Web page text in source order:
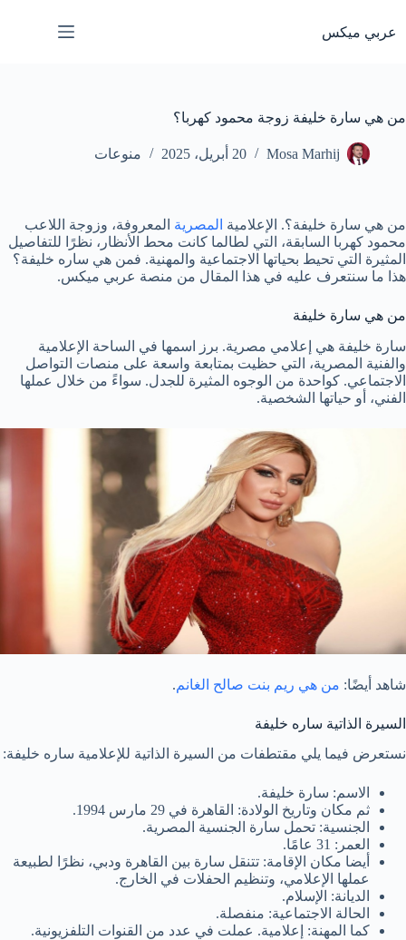
المحتوى
عربي ميكس
من هي سارة خليفة زوجة محمود كهربا؟
Mosa Marhij 20 أبريل، 2025 منوعات
من هي سارة خليفة؟. الإعلامية المصرية المعروفة، وزوجة اللاعب
محمود كهربا السابقة، التي لطالما كانت محط الأنظار، نظرًا للتفاصيل
المثيرة التي تحيط بحياتها الاجتماعية والمهنية. فمن هي ساره خليفة؟
هذا ما سنتعرف عليه في هذا المقال من منصة عربي ميكس.
من هي سارة خليفة
سارة خليفة هي إعلامي مصرية. برز اسمها في الساحة الإعلامية
والفنية المصرية، التي حظيت بمتابعة واسعة على منصات التواصل
الاجتماعي. كواحدة من الوجوه المثيرة للجدل. سواءً من خلال عملها
الفني، أو حياتها الشخصية.
شاهد أيضًا: من هي ريم بنت صالح الغانم.
السيرة الذاتية ساره خليفة
نستعرض فيما يلي مقتطفات من السيرة الذاتية للإعلامية ساره خليفة:
الاسم: سارة خليفة.
ثم مكان وتاريخ الولادة: القاهرة في 29 مارس 1994.
الجنسية: تحمل سارة الجنسية المصرية.
العمر: 31 عامًا.
أيضا مكان الإقامة: تتنقل سارة بين القاهرة ودبي، نظرًا لطبيعة
عملها الإعلامي، وتنظيم الحفلات في الخارج.
الديانة: الإسلام.
الحالة الاجتماعية: منفصلة.
كما المهنة: إعلامية. عملت في عدد من القنوات التلفزيونية.